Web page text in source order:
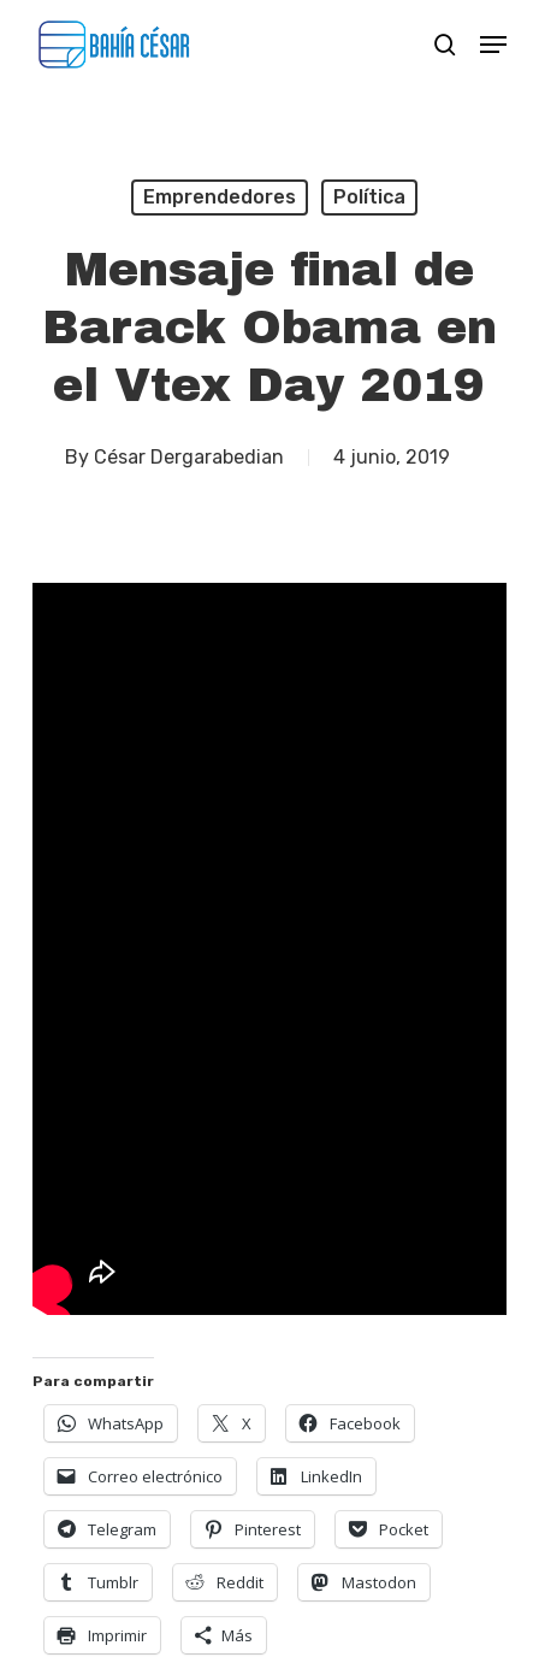
search
Menu
Emprendedores Política
Mensaje final de
Barack Obama en
el Vtex Day 2019
By César Dergarabedian 4 junio, 2019
Para compartir
WhatsApp X Facebook
Correo electrónico LinkedIn
Telegram Pinterest Pocket
Tumblr Reddit Mastodon
Imprimir Más